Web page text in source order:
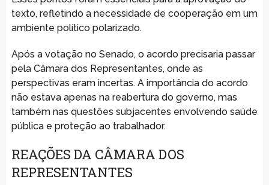
texto, refletindo a necessidade de cooperação em um
ambiente político polarizado.
Após a votação no Senado, o acordo precisaria passar
pela Câmara dos Representantes, onde as
perspectivas eram incertas. A importância do acordo
não estava apenas na reabertura do governo, mas
também nas questões subjacentes envolvendo saúde
pública e proteção ao trabalhador.
REAÇÕES DA CÂMARA DOS
REPRESENTANTES